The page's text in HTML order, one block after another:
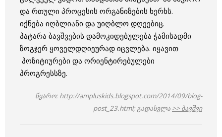
და რთული პროცესის ორგანიზების ხერხს.
იქნება იღბლიანი და უიღბლო დღეებიც.
პატარა ბავშვების დამოკიდებულება ჭამისადმი
ზოგჯერ ყოველდღიეურად იცვლება. იყავით
პოზიტიურები და ორიენტირებულები
პროგრესსზე.
წყარო: http://ampluskids.blogspot.com/2014/09/blog-
post_23.html; გადასვლა >> ბავშვი